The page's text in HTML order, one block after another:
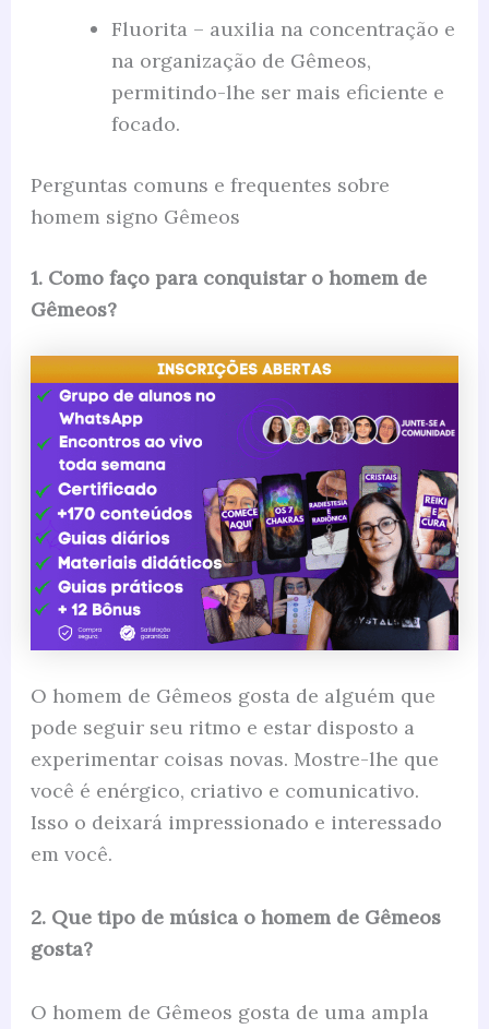
Fluorita – auxilia na concentração e
na organização de Gêmeos,
permitindo-lhe ser mais eficiente e
focado.
Perguntas comuns e frequentes sobre
homem signo Gêmeos
1. Como faço para conquistar o homem de
Gêmeos?
O homem de Gêmeos gosta de alguém que
pode seguir seu ritmo e estar disposto a
experimentar coisas novas. Mostre-lhe que
você é enérgico, criativo e comunicativo.
Isso o deixará impressionado e interessado
em você.
2. Que tipo de música o homem de Gêmeos
gosta?
O homem de Gêmeos gosta de uma ampla